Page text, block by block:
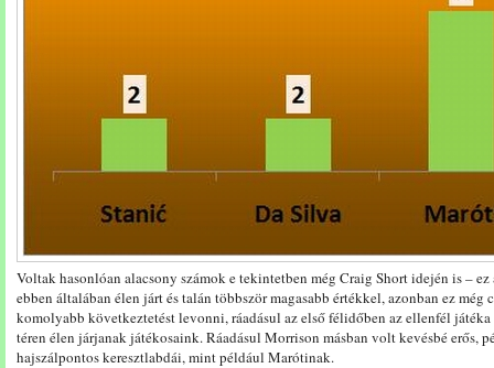
Voltak hasonlóan alacsony számok e tekintetben még Craig Short idején is –
ebben általában élen járt és talán többször magasabb értékkel, azonban ez
komolyabb következtetést levonni, ráadásul az első félidőben az ellenfél
téren élen járjanak játékosaink. Ráadásul Morrison másban volt kevésbé erős,
hajszálpontos keresztlabdái, mint például Marótinak.